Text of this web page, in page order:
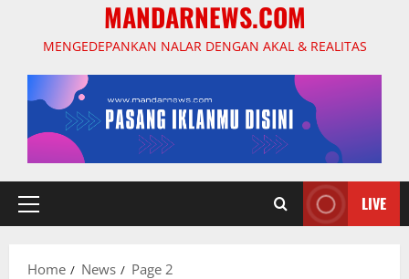
MANDARNEWS.COM
MENGEDEPANKAN NALAR DENGAN AKAL & REALITAS
Primary
LIVE
Home News Page 2